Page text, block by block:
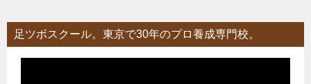
足ツボスクール。東京で30年のプロ養成専門校。